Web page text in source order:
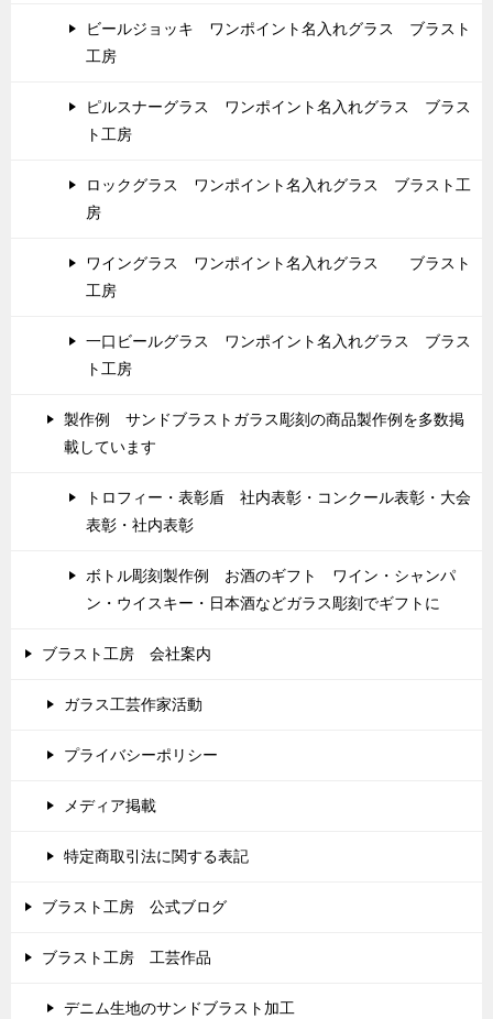
ビールジョッキ ワンポイント名入れグラス ブラスト
工房
ピルスナーグラス ワンポイント名入れグラス ブラス
ト工房
ロックグラス ワンポイント名入れグラス ブラスト工
房
ワイングラス ワンポイント名入れグラス ブラスト
工房
一口ビールグラス ワンポイント名入れグラス ブラス
ト工房
製作例 サンドブラストガラス彫刻の商品製作例を多数掲
載しています
トロフィー・表彰盾 社内表彰・コンクール表彰・大会
表彰・社内表彰
ボトル彫刻製作例 お酒のギフト ワイン・シャンパ
ン・ウイスキー・日本酒などガラス彫刻でギフトに
ブラスト工房 会社案内
ガラス工芸作家活動
プライバシーポリシー
メディア掲載
特定商取引法に関する表記
ブラスト工房 公式ブログ
ブラスト工房 工芸作品
デニム生地のサンドブラスト加工